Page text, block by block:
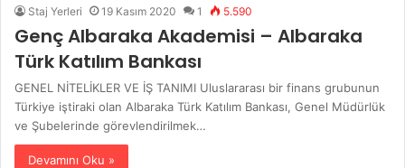
Staj Yerleri 19 Kasım 2020 1 5.590
Genç Albaraka Akademisi – Albaraka
Türk Katılım Bankası
GENEL NİTELİKLER VE İŞ TANIMI Uluslararası bir finans grubunun
Türkiye iştiraki olan Albaraka Türk Katılım Bankası, Genel Müdürlük
ve Şubelerinde görevlendirilmek…
Devamını Oku »